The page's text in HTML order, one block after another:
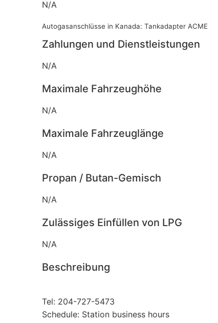
N/A
Autogasanschlüsse in Kanada: Tankadapter ACME
Zahlungen und Dienstleistungen
N/A
Maximale Fahrzeughöhe
N/A
Maximale Fahrzeuglänge
N/A
Propan / Butan-Gemisch
N/A
Zulässiges Einfüllen von LPG
N/A
Beschreibung
Tel: 204-727-5473
Schedule: Station business hours